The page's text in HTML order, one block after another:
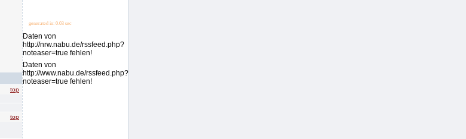
top
top
generated in: 0.03 sec
Daten von
http://nrw.nabu.de/rssfeed.php?
noteaser=true fehlen!
Daten von
http://www.nabu.de/rssfeed.php?
noteaser=true fehlen!